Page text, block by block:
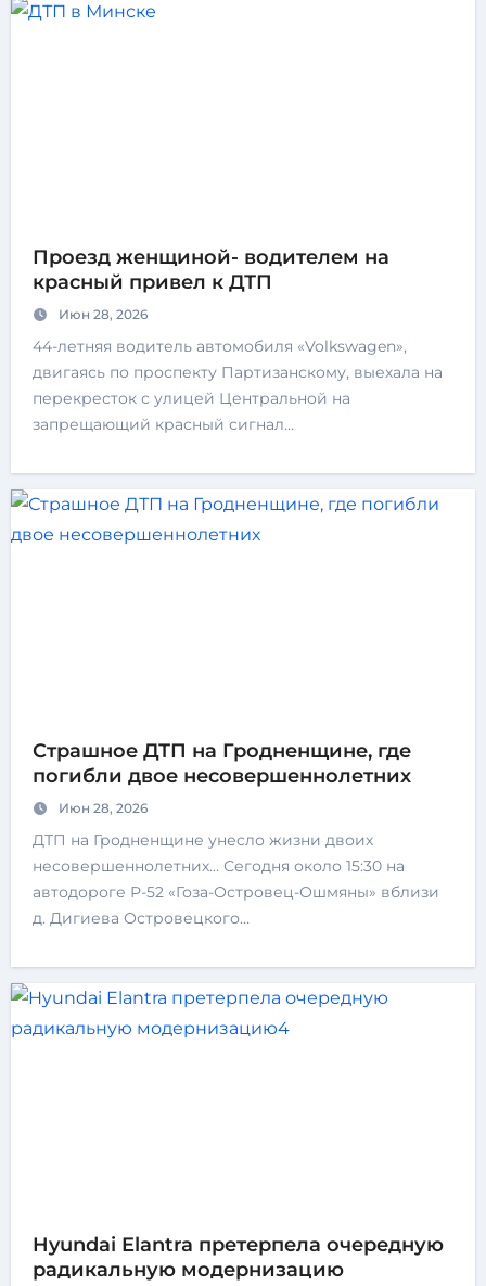
Проезд женщиной- водителем на
красный привел к ДТП
Июн 28, 2026
44-летняя водитель автомобиля «Volkswagen»,
двигаясь по проспекту Партизанскому, выехала на
перекресток с улицей Центральной на
запрещающий красный сигнал…
Страшное ДТП на Гродненщине, где
погибли двое несовершеннолетних
Июн 28, 2026
ДТП на Гродненщине унесло жизни двоих
несовершеннолетних… Сегодня около 15:30 на
автодороге Р-52 «Гоза-Островец-Ошмяны» вблизи
д. Дигиева Островецкого…
Hyundai Elantra претерпела очередную
радикальную модернизацию